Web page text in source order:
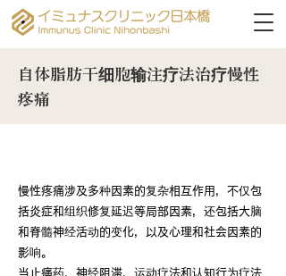
自体脂肪干细胞输注疗法治疗慢性
疼痛
慢性疼痛涉及多种因素的复杂相互作用，不仅包
括炎症和组织修复延迟等局部因素，还包括大脑
和脊髓神经活动的变化，以及心理和社会因素的
影响。
当止痛药、神经阻滞、运动疗法和认知行为疗法